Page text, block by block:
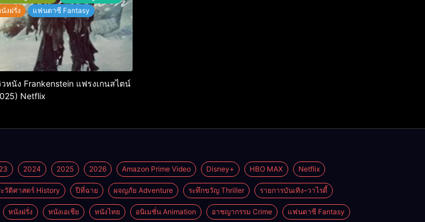
งฝรั่ง
แฟนตาซี Fantasy
หนัง Frankenstein แฟรงเกนสไตน์
Netflix
2024 2025 2026 Amazon Prime Video Disney+ HBO MAX Netflix
วัติศาสตร์ History ปีที่ฉาย ผจญภัย Adventure ระทึกขวัญ Thriller รายการบันเทิง–วาไรตี้
หนังฝรั่ง หนังเอเชีย หนังไทย อนิเมชั่น Animation อาชญากรรม Crime แฟนตาซี Fantasy